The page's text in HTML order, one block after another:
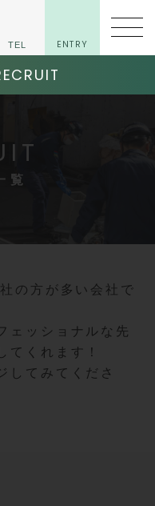
TEL ENTRY
覧
の方が多い会社で
ェッショナルな先
てくれます！
してみてくださ